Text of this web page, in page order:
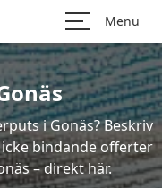
Menu
i Gonäs? Beskriv
bindande offerter
– direkt här.